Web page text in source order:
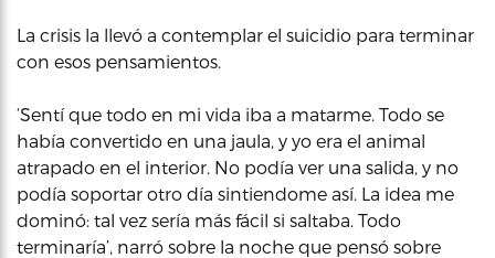
La crisis la llevó a contemplar el suicidio para terminar
con esos pensamientos.
‘Sentí que todo en mi vida iba a matarme. Todo se
había convertido en una jaula, y yo era el animal
atrapado en el interior. No podía ver una salida, y no
podía soportar otro día sintiendome así. La idea me
dominó: tal vez sería más fácil si saltaba. Todo
terminaría’, narró sobre la noche que pensó sobre